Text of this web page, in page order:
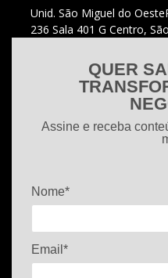
Unid. São Miguel do Oeste
236 Sala 401 G Centro,
QUER
Assine e receba
Nome*
Email*